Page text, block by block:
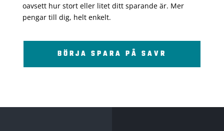
oavsett hur stort eller litet ditt sparande är. Mer
pengar till dig, helt enkelt.
BÖRJA SPARA PÅ SAVR